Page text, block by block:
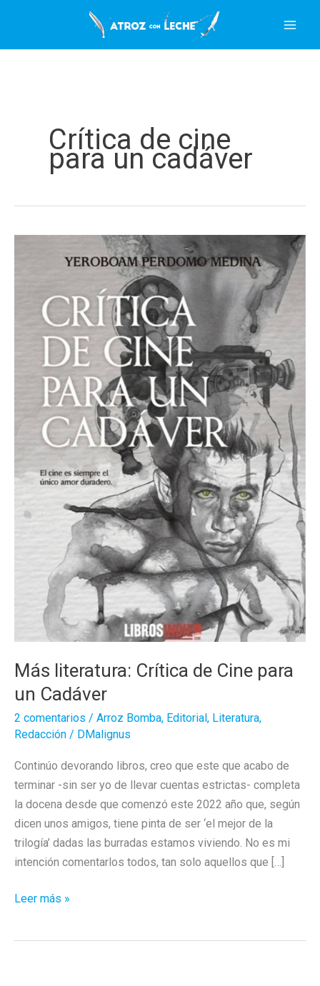
contenido
Crítica de cine
para un cadáver
Más literatura: Crítica de Cine para
un Cadáver
2 comentarios / Arroz Bomba, Editorial, Literatura,
Redacción / DMalignus
Continúo devorando libros, creo que este que acabo de
terminar -sin ser yo de llevar cuentas estrictas- completa
la docena desde que comenzó este 2022 año que, según
dicen unos amigos, tiene pinta de ser ‘el mejor de la
trilogía’ dadas las burradas estamos viviendo. No es mi
intención comentarlos todos, tan solo aquellos que […]
Más
Leer más »